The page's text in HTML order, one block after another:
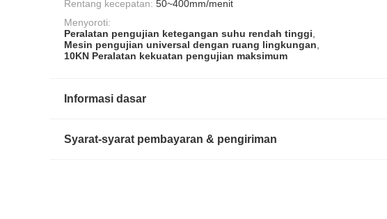
Rentang kecepatan: 50~400mm/menit
Menyoroti:
Peralatan pengujian ketegangan suhu rendah tinggi
Mesin pengujian universal dengan ruang lingkungan
10KN Peralatan kekuatan pengujian maksimum
Informasi dasar
Syarat-syarat pembayaran & pengiriman